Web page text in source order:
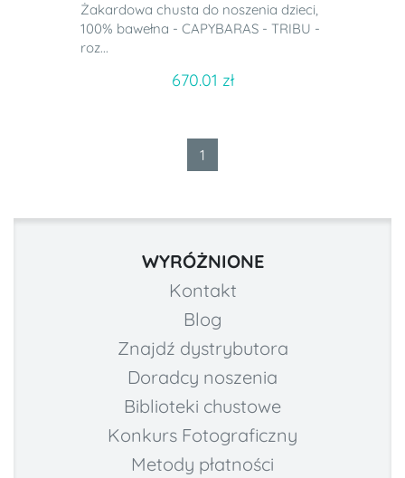
Żakardowa chusta do noszenia dzieci,
100% bawełna - CAPYBARAS - TRIBU -
roz...
670.01 zł
1
WYRÓŻNIONE
Kontakt
Blog
Znajdź dystrybutora
Doradcy noszenia
Biblioteki chustowe
Konkurs Fotograficzny
Metody płatności